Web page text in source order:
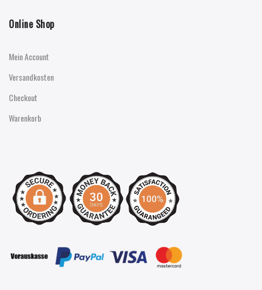
Online Shop
Mein Account
Versandkosten
Checkout
Warenkorb